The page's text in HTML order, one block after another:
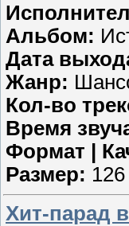
Альбом:
Дата
Жанр:
Кол-во
Время
Формат |
Размер:
Хит-парад